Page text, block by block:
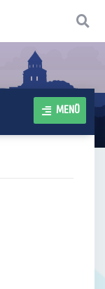
MENÜ